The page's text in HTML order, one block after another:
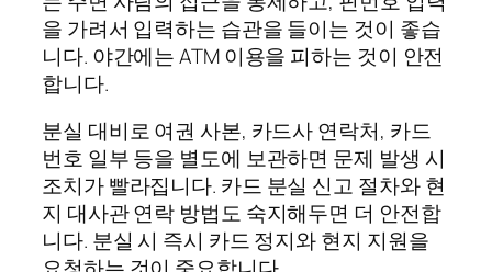
을 가려서 입력하는 습관을 들이는 것이 좋습
니다. 야간에는 ATM 이용을 피하는 것이 안전
합니다.
분실 대비로 여권 사본, 카드사 연락처, 카드
번호 일부 등을 별도에 보관하면 문제 발생 시
조치가 빨라집니다. 카드 분실 신고 절차와 현
지 대사관 연락 방법도 숙지해두면 더 안전합
니다. 분실 시 즉시 카드 정지와 현지 지원을